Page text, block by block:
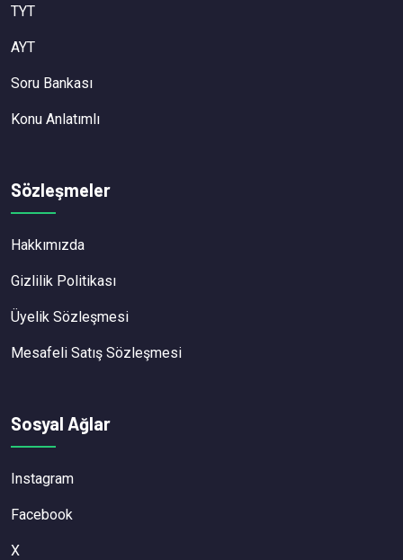
TYT
AYT
Soru Bankası
Konu Anlatımlı
Sözleşmeler
Hakkımızda
Gizlilik Politikası
Üyelik Sözleşmesi
Mesafeli Satış Sözleşmesi
Sosyal Ağlar
Instagram
Facebook
X